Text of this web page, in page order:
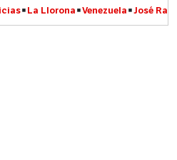
La Llorona Venezuela José